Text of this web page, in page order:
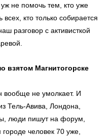
не помочь тем, кто уже
кто только собирается
разговор с активисткой
взятом Магнитогорске
вообще не умолкает. И
Тель-Авива, Лондона,
люди пишут на форум,
человек 70 уже,